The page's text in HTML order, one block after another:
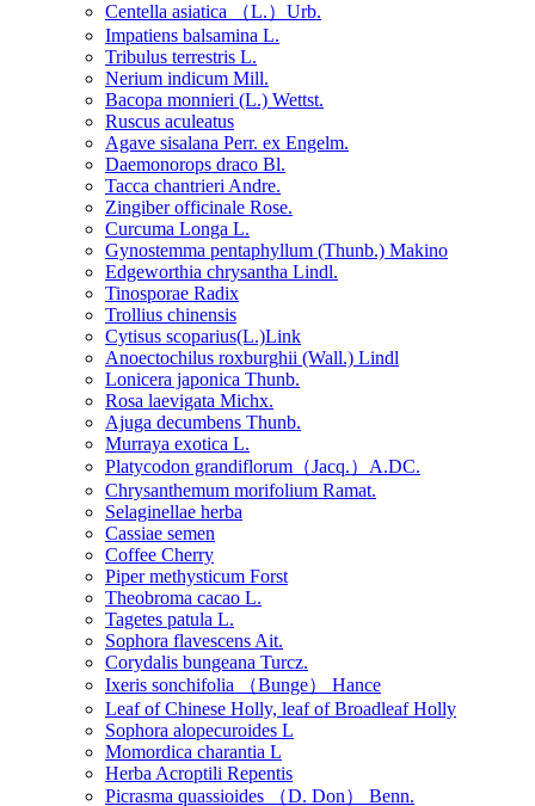
Centella asiatica （L.）Urb.
Impatiens balsamina L.
Tribulus terrestris L.
Nerium indicum Mill.
Bacopa monnieri (L.) Wettst.
Ruscus aculeatus
Agave sisalana Perr. ex Engelm.
Daemonorops draco Bl.
Tacca chantrieri Andre.
Zingiber officinale Rose.
Curcuma Longa L.
Gynostemma pentaphyllum (Thunb.) Makino
Edgeworthia chrysantha Lindl.
Tinosporae Radix
Trollius chinensis
Cytisus scoparius(L.)Link
Anoectochilus roxburghii (Wall.) Lindl
Lonicera japonica Thunb.
Rosa laevigata Michx.
Ajuga decumbens Thunb.
Murraya exotica L.
Platycodon grandiflorum（Jacq.）A.DC.
Chrysanthemum morifolium Ramat.
Selaginellae herba
Cassiae semen
Coffee Cherry
Piper methysticum Forst
Theobroma cacao L.
Tagetes patula L.
Sophora flavescens Ait.
Corydalis bungeana Turcz.
Ixeris sonchifolia （Bunge） Hance
Leaf of Chinese Holly, leaf of Broadleaf Holly
Sophora alopecuroides L
Momordica charantia L
Herba Acroptili Repentis
Picrasma quassioides （D. Don） Benn.